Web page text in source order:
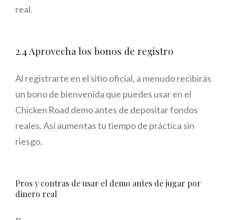
real.
2.4 Aprovecha los bonos de registro
Al registrarte en el sitio oficial, a menudo recibirás
un bono de bienvenida que puedes usar en el
Chicken Road demo antes de depositar fondos
reales. Así aumentas tu tiempo de práctica sin
riesgo.
Pros y contras de usar el demo antes de jugar por
dinero real